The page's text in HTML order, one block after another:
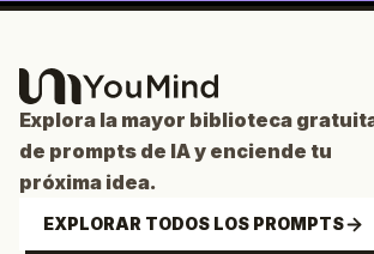
Explora la mayor biblioteca
de prompts de IA y enciende tu
próxima idea.
EXPLORAR TODOS LOS PROMPTS